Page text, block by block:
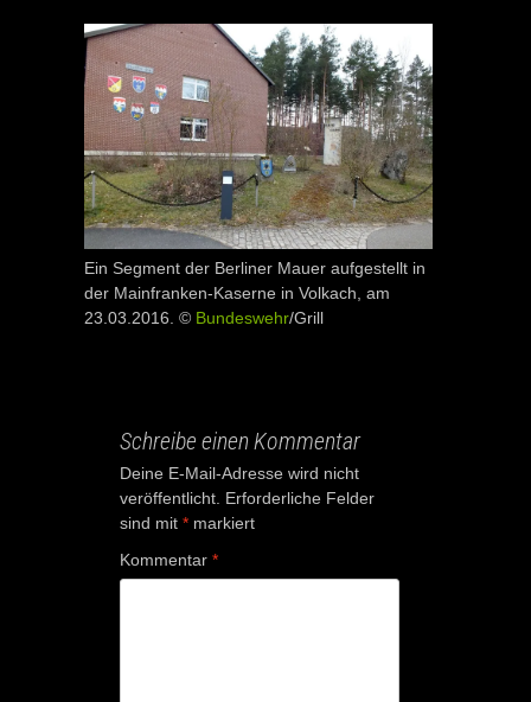
Ein Segment der Berliner Mauer aufgestellt in
der Mainfranken-Kaserne in Volkach, am
23.03.2016. © Bundeswehr/Grill
Schreibe einen Kommentar
Deine E-Mail-Adresse wird nicht
veröffentlicht. Erforderliche Felder
sind mit * markiert
Kommentar *